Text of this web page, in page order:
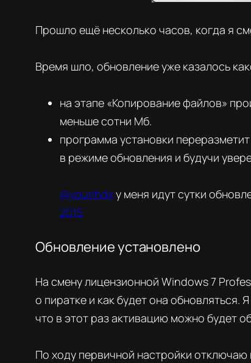
Прошло ещё несколько часов, когда я
Время шло, обновление уже казалось
на этапе «Копирование файлов»
меньше сотни Мб.
программа установки
в режиме обновления и будучи
@yourihdxу меня идут сутки
2015
Обновление установлено
На смену лицензионной Windows 7
о пиратке и как будет она обновляться.
что в этот раз активацию можно будет
По ходу первичной настройки